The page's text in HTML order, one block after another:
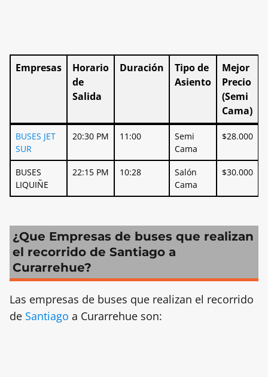
Empresas
Horario
de
Salida
Duración
Tipo de
Asiento
Mejor
Precio
(Semi
Cama)
Empresas
Horario
Salida
Duración
Tipo de
Asiento
Mejor
(Semi
Cama)
BUSES JET
SUR
20:30 PM 11:00
Semi
Cama
$28.000
BUSES
LIQUIÑE
22:15 PM 10:28
Salón
Cama
$30.000
¿Que Empresas de buses que realizan
el recorrido de Santiago a
Curarrehue?
Las empresas de buses que realizan el recorrido
de Santiago a Curarrehue son: